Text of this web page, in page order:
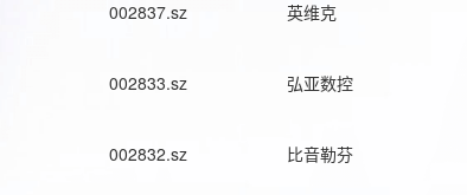
002837.sz 英维克
002833.sz 弘亚数控
002832.sz 比音勒芬